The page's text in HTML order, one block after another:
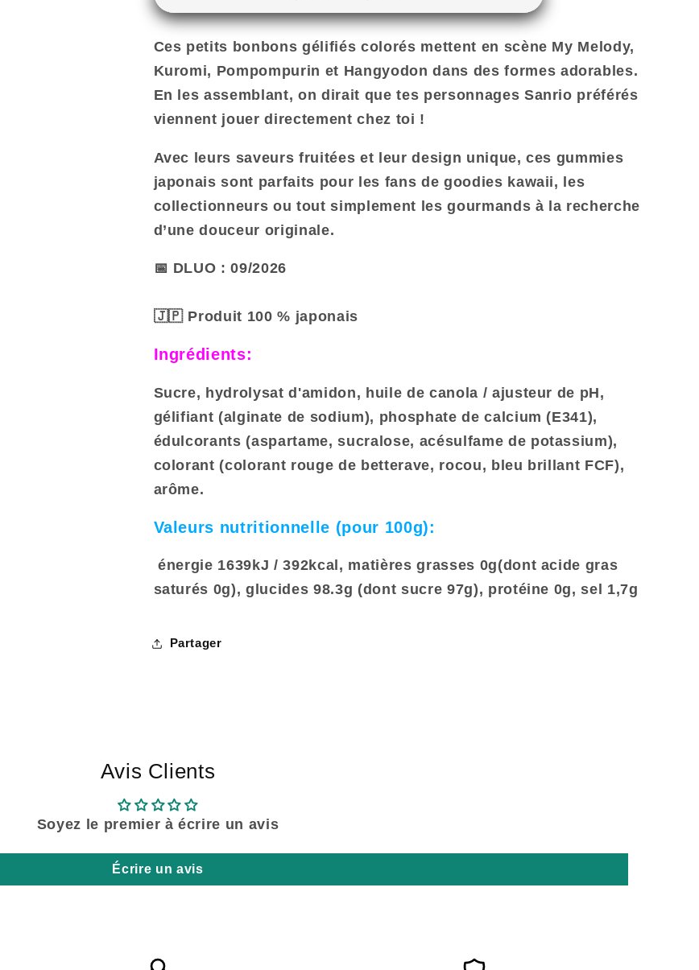
KIT
Bonbons
DIY
Gummy
Sanrio
Characters
Oheya
Asobo
–
Goût
Fruité
Japonais
KIT
Bonbons
DIY
Gummy
Sanrio
Characters
Oheya
Asobo
–
Fruité
Japonais
Ces petits bonbons gélifiés colorés mettent en scène My Melody,
Kuromi, Pompompurin et Hangyodon dans des formes adorables.
En les assemblant, on dirait que tes personnages Sanrio préférés
viennent jouer directement chez toi !
Avec leurs saveurs fruitées et leur design unique, ces gummies
japonais sont parfaits pour les fans de goodies kawaii, les
collectionneurs ou tout simplement les gourmands à la recherche
d’une douceur originale.
📅 DLUO : 09/2026
🇯🇵 Produit 100 % japonais
Ingrédients:
Sucre, hydrolysat d'amidon, huile de canola / ajusteur de pH,
gélifiant (alginate de sodium), phosphate de calcium (E341),
édulcorants (aspartame, sucralose, acésulfame de potassium),
colorant (colorant rouge de betterave, rocou, bleu brillant FCF),
arôme.
Valeurs nutritionnelle (pour 100g):
énergie 1639kJ / 392kcal, matières grasses 0g(dont acide gras
saturés 0g), glucides 98.3g (dont sucre 97g), protéine 0g, sel 1,7g
Partager
Avis Clients
Soyez le premier à écrire un avis
Écrire un avis